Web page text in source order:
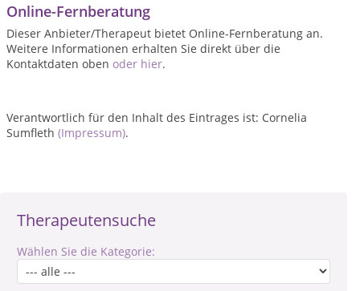
Therapeutensuche
Wählen Sie die Kategorie:
Online-Fernberatung
Dieser Anbieter/Therapeut bietet Online-Fernberatung an.
Weitere Informationen erhalten Sie direkt über die
Kontaktdaten oben oder hier.
Verantwortlich für den Inhalt des Eintrages ist: Cornelia
Sumfleth (Impressum).